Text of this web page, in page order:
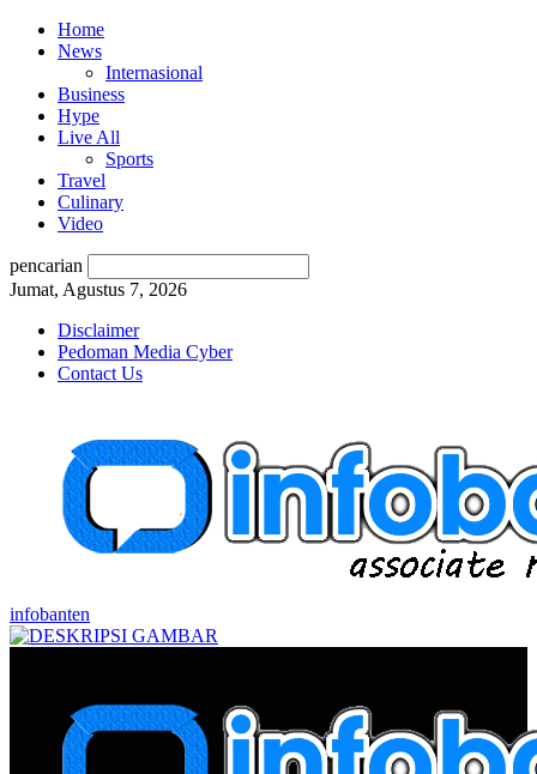
Home
News
Internasional
Business
Hype
Live All
Sports
Travel
Culinary
Video
pencarian
Jumat, Agustus 7, 2026
Disclaimer
Pedoman Media Cyber
Contact Us
infobanten